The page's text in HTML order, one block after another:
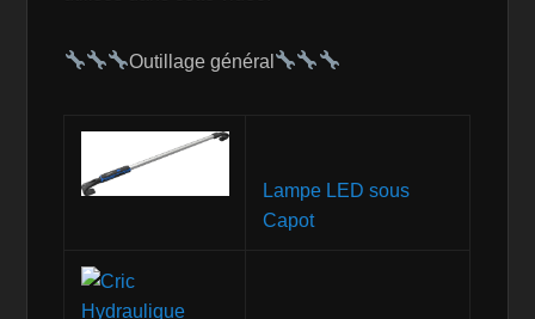
Outillage général
Lampe LED sous
Capot